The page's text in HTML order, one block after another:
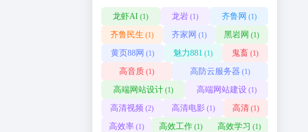
龙虾AI (1) 龙岩 (1) 齐鲁网 (1)
齐鲁民生 (1) 齐家网 (1) 黑岩网 (1)
黄页88网 (1) 魅力881 (1) 鬼畜 (1)
高音质 (1) 高防云服务器 (1)
高端网站设计(1) 高端网站建设(1)
高清视频 (2) 高清电影 (1) 高清 (1)
高效率(1) 高效工作(1) 高效学习 (1)